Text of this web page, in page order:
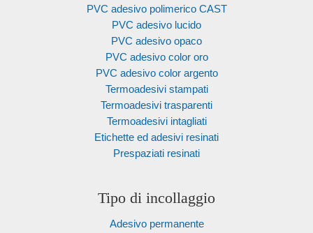
PVC adesivo polimerico CAST
PVC adesivo lucido
PVC adesivo opaco
PVC adesivo color oro
PVC adesivo color argento
Termoadesivi stampati
Termoadesivi trasparenti
Termoadesivi intagliati
Etichette ed adesivi resinati
Prespaziati resinati
Tipo di incollaggio
Adesivo permanente